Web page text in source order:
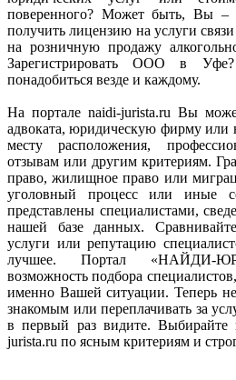
поверенного? Может быть, Вы –
получить лицензию на услуги
на розничную продажу
Зарегистрировать ООО в
понадобиться везде и каждому.
На портале naidi-jurista.ru Вы
адвоката, юридическую фирму или
месту расположения,
отзывам или другим критериям.
право, жилищное право или
уголовный процесс или иные
представлены специалистами,
нашей базе данных.
услуги или репутацию
лучшее. Портал «НАЙДИ-
возможность подбора
именно Вашей ситуации. Теперь
знакомым или переплачивать за
в первый раз видите. Выбирайте
jurista.ru по ясным критериям и